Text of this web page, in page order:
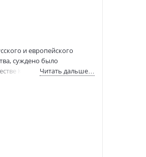
и европейского
суждено было
Кандинского она
сам Кандинский
Читать дальше…